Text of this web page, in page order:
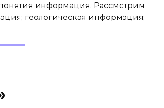
информация. Рассмотрим
геологическая информация;